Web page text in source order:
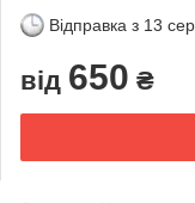
Відправка з 13
від 650 ₴